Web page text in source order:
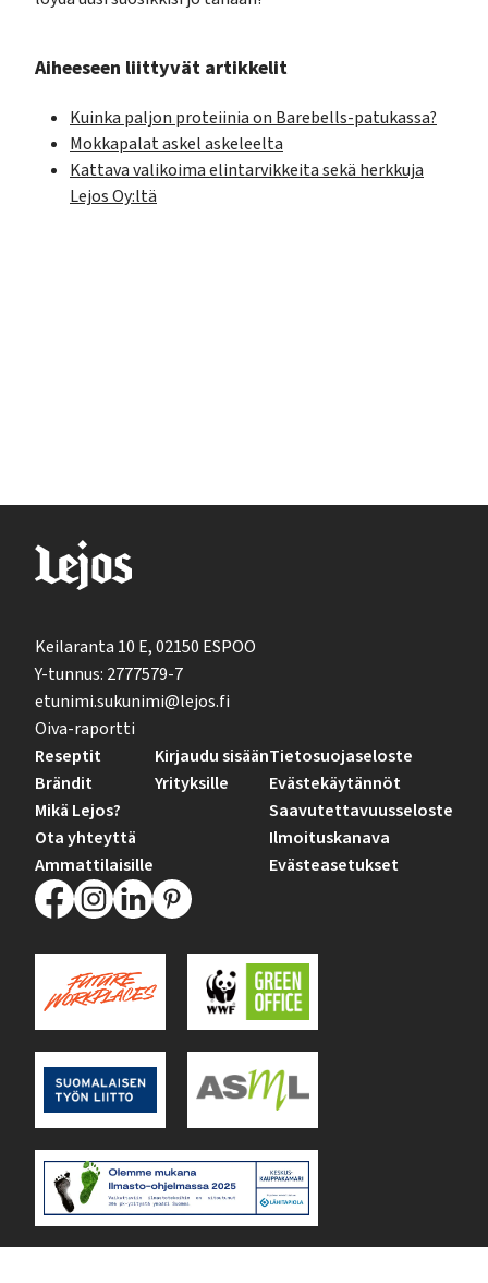
Aiheeseen liittyvät artikkelit
Kuinka paljon proteiinia on Barebells-patukassa?
Mokkapalat askel askeleelta
Kattava valikoima elintarvikkeita sekä herkkuja
Lejos Oy:ltä
Keilaranta 10 E, 02150 ESPOO
Y-tunnus: 2777579-7
etunimi.sukunimi@lejos.fi
Oiva-raportti
Reseptit
Brändit
Mikä Lejos?
Ota yhteyttä
Ammattilaisille
Kirjaudu sisään
Yrityksille
Tietosuojaseloste
Evästekäytännöt
Saavutettavuusseloste
Ilmoituskanava
Evästeasetukset